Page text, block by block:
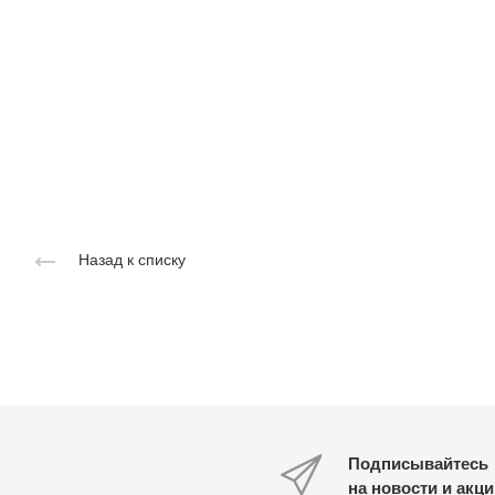
Назад к списку
Подписывайтесь
на новости и